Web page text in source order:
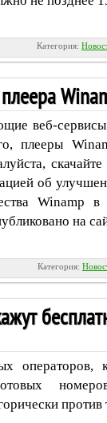
Категория:
веб-
плееры
об
Winamp
на
Категория:
против